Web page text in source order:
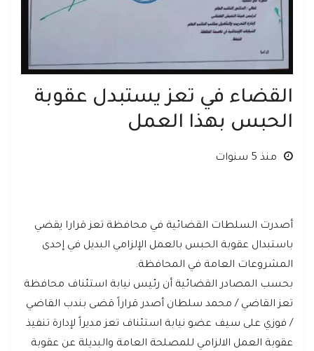
القضاء في تعز يستبدل عقوبة
الحبس بهذا العمل
منذ 5 سنوات
أصدرت السلطات القضائية في محافظة تعز قرارا يقضي
باستبدال عقوبة الحبس بالعمل الإلزامي البديل في إحدى
المشروعات العامة في المحافظة.
بحسب المصادر القضائية أن رئيس نيابة استئناف محافظة
تعز القاضي / محمد سلطان أصدر قراراً قضى بندب القاضي
/ فوزي على سيف عضو نيابة استئناف تعز مديراً لإدارة تنفيذ
عقوبة العمل الالزامي للمصلحة العامة والبديلة عن عقوبة